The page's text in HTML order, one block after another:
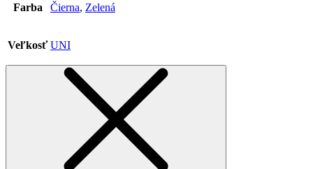
Farba Čierna, Zelená
Veľkosť UNI